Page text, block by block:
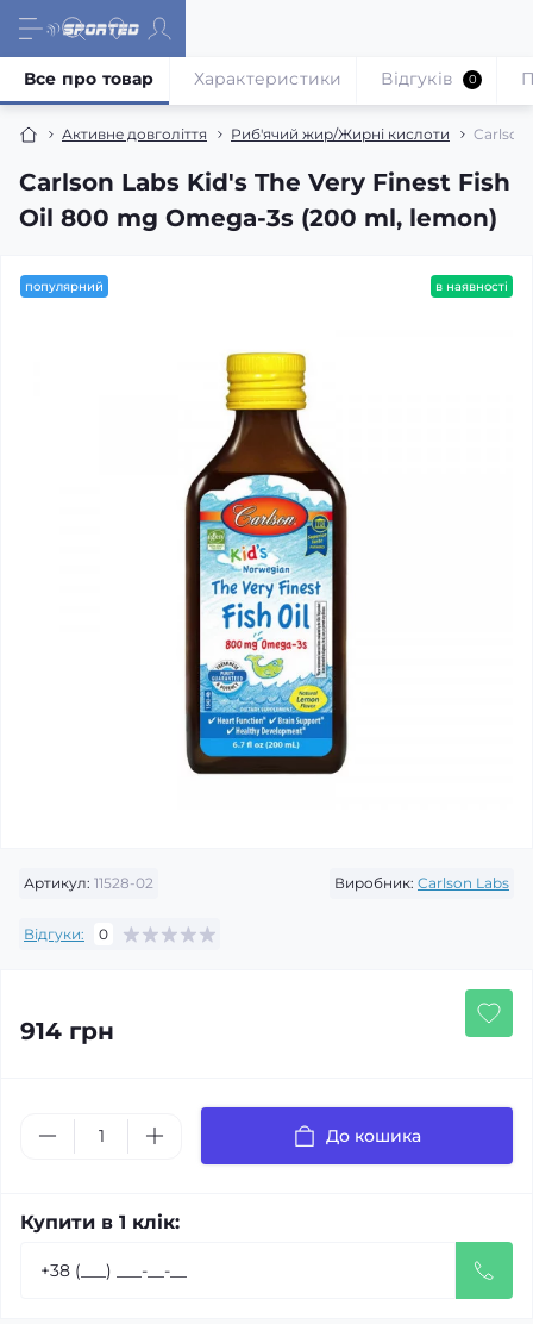
Активне довголіття Риб'ячий жир/Жирні кислоти Carlson
Carlson Labs Kid's The Very Finest Fish
Oil 800 mg Omega-3s (200 ml, lemon)
Все про товар Характеристики Відгуків 0
популярний в наявності
Артикул: 11528-02 Виробник: Carlson Labs
Відгуки: 0
914 грн
До кошика
Купити в 1 клік: